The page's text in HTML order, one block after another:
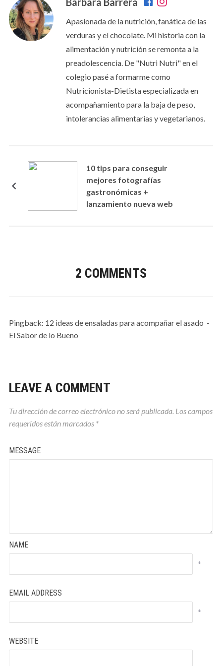
Apasionada de la nutrición, fanática de las
verduras y el chocolate. Mi historia con la
alimentación y nutrición se remonta a la
preadolescencia. De "Nutri Nutri" en el
colegio pasé a formarme como
Nutricionista-Dietista especializada en
acompañamiento para la baja de peso,
intolerancias alimentarias y vegetarianos.
10 tips para conseguir
mejores fotografías
gastronómicas +
lanzamiento nueva web
2 COMMENTS
Pingback: 12 ideas de ensaladas para acompañar el asado -
El Sabor de lo Bueno
LEAVE A COMMENT
Tu dirección de correo electrónico no será publicada. Los campos
requeridos están marcados *
MESSAGE
NAME
*
EMAIL ADDRESS
*
WEBSITE